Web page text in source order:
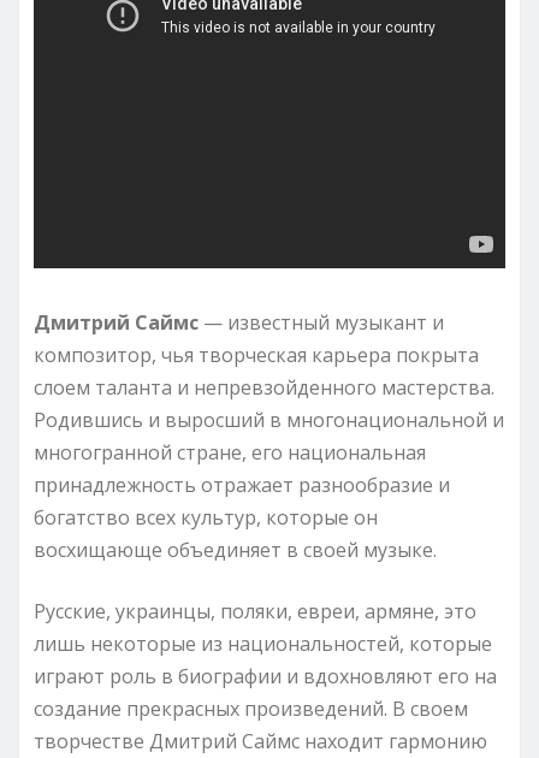
Дмитрий Саймс — известный музыкант и
композитор, чья творческая карьера покрыта
слоем таланта и непревзойденного мастерства.
Родившись и выросший в многонациональной и
многогранной стране, его национальная
принадлежность отражает разнообразие и
богатство всех культур, которые он
восхищающе объединяет в своей музыке.
Русские, украинцы, поляки, евреи, армяне, это
лишь некоторые из национальностей, которые
играют роль в биографии и вдохновляют его на
создание прекрасных произведений. В своем
творчестве Дмитрий Саймс находит гармонию